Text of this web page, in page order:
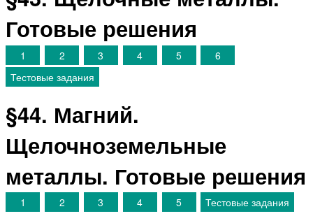
Готовые решения
1 2 3 4 5
6
Тестовые задания
§44. Магний.
Щелочноземельные
металлы. Готовые решения
1 2 3 4 5 Тестовые задания